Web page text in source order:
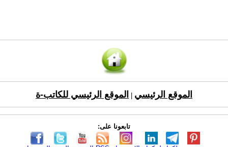
الموقع الرئيسي الموقع الرئيسي للكاتب-ة
تابعونا على: